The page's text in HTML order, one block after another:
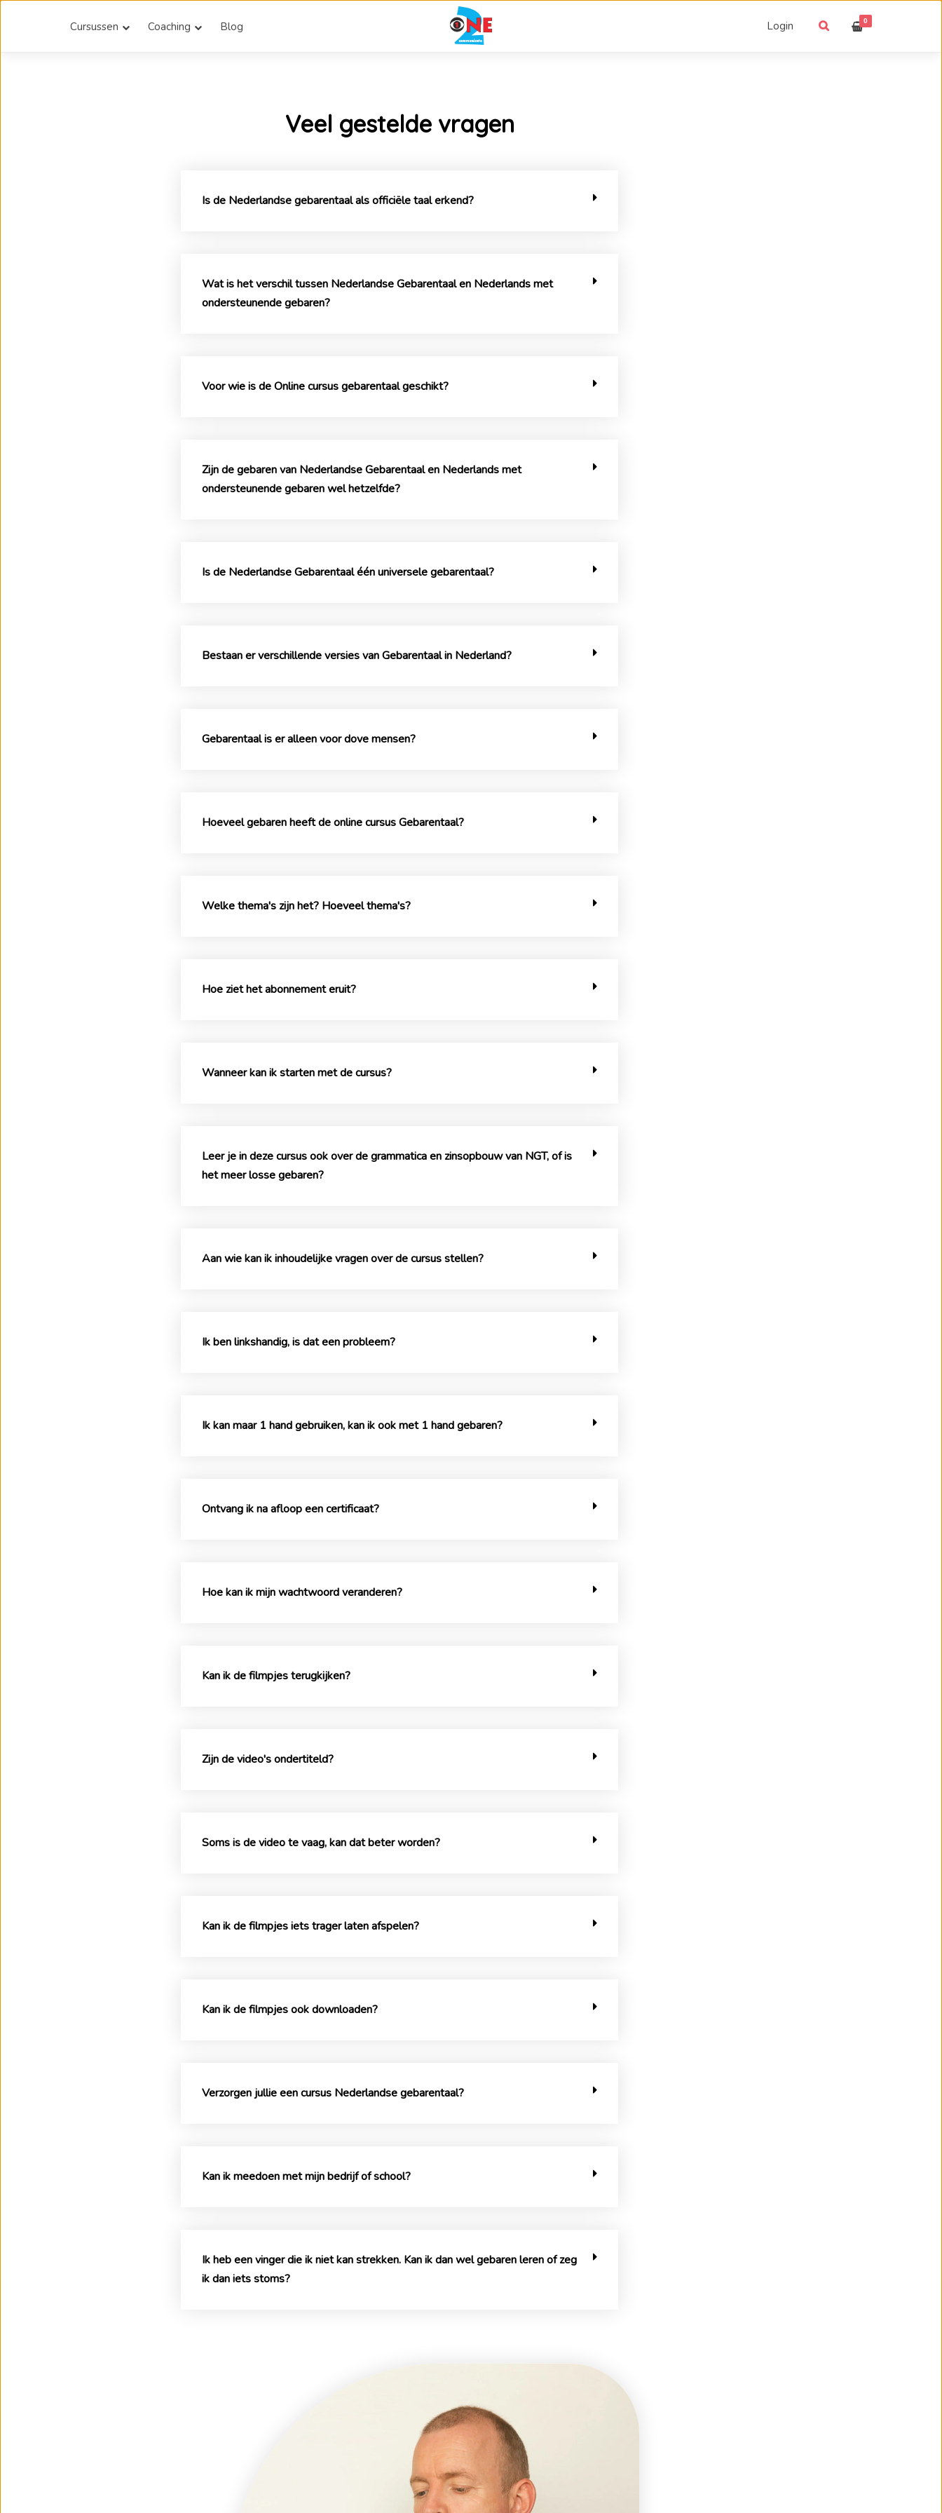
Cursussen Coaching Blog Login 0
Veel gestelde vragen
Is de Nederlandse gebarentaal als officiële taal erkend?
Wat is het verschil tussen Nederlandse Gebarentaal en Nederlands met
ondersteunende gebaren?
Voor wie is de Online cursus gebarentaal geschikt?
Zijn de gebaren van Nederlandse Gebarentaal en Nederlands met
ondersteunende gebaren wel hetzelfde?
Is de Nederlandse Gebarentaal één universele gebarentaal?
Bestaan er verschillende versies van Gebarentaal in Nederland?
Gebarentaal is er alleen voor dove mensen?
Hoeveel gebaren heeft de online cursus Gebarentaal?
Welke thema's zijn het? Hoeveel thema's?
Hoe ziet het abonnement eruit?
Wanneer kan ik starten met de cursus?
Leer je in deze cursus ook over de grammatica en zinsopbouw van NGT, of is
het meer losse gebaren?
Aan wie kan ik inhoudelijke vragen over de cursus stellen?
Ik ben linkshandig, is dat een probleem?
Ik kan maar 1 hand gebruiken, kan ik ook met 1 hand gebaren?
Ontvang ik na afloop een certificaat?
Hoe kan ik mijn wachtwoord veranderen?
Kan ik de filmpjes terugkijken?
Zijn de video's ondertiteld?
Soms is de video te vaag, kan dat beter worden?
Kan ik de filmpjes iets trager laten afspelen?
Kan ik de filmpjes ook downloaden?
Verzorgen jullie een cursus Nederlandse gebarentaal?
Kan ik meedoen met mijn bedrijf of school?
Ik heb een vinger die ik niet kan strekken. Kan ik dan wel gebaren leren of zeg
ik dan iets stoms?